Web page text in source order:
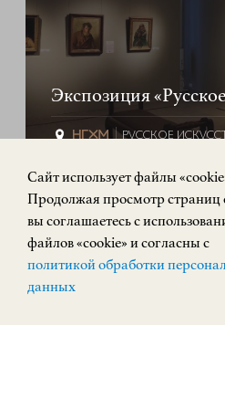
Экспозиция
РУССКОЕ
КУПИТЬ БИЛЕТ
ПОСТОЯННАЯ ЭКСПОЗИЦИЯ
НА
Cайт использует файлы
Продолжая просмотр страниц
вы соглашаетесь с
файлов «cookie» и согласны с
политикой обработки
данных